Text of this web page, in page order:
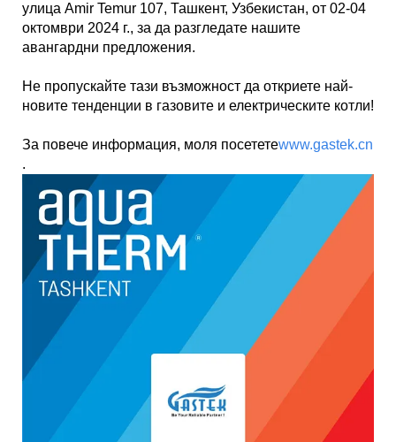
улица Amir Temur 107, Ташкент, Узбекистан, от 02-04
октомври 2024 г., за да разгледате нашите
авангардни предложения.
Не пропускайте тази възможност да откриете най-
новите тенденции в газовите и електрическите котли!
За повече информация, моля посететеwww.gastek.cn
.